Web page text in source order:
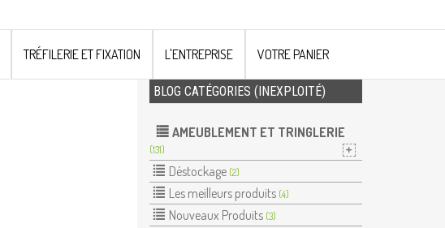
TRÉFILERIE ET FIXATION L'ENTREPRISE VOTRE PANIER
BLOG CATÉGORIES (INEXPLOITÉ)
AMEUBLEMENT ET TRINGLERIE
(131)
Déstockage (2)
Les meilleurs produits (4)
Nouveaux Produits (3)